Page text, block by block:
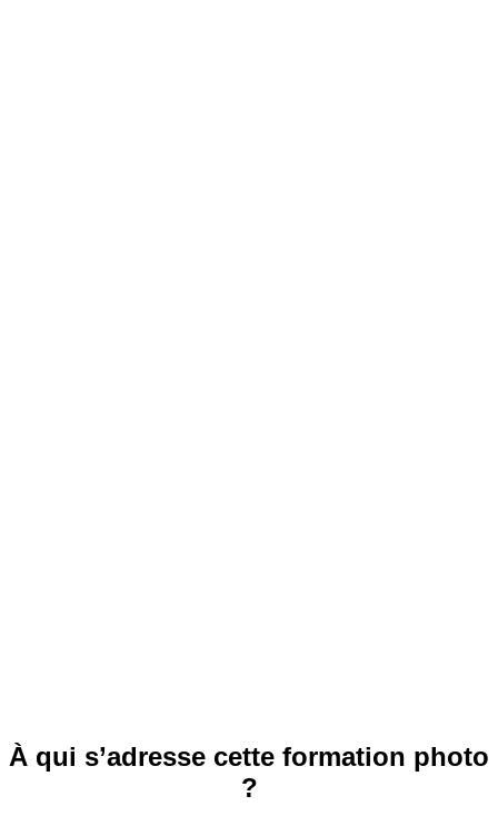
À qui s’adresse cette formation photo
?